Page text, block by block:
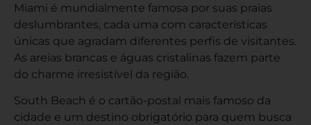
Miami é mundialmente famosa por suas praias
deslumbrantes, cada uma com características
únicas que agradam diferentes perfis de visitantes.
As areias brancas e águas cristalinas fazem parte
do charme irresistível da região.
South Beach é o cartão-postal mais famoso da
cidade e um destino obrigatório para quem busca